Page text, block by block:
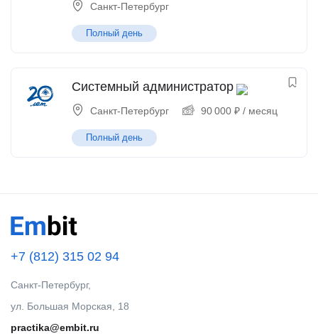
Санкт-Петербург
Полный день
Системный администратор
Санкт-Петербург 90 000 ₽ / месяц
Полный день
+7 (812) 315 02 94
Санкт-Петербург,
ул. Большая Морская, 18
practika@embit.ru